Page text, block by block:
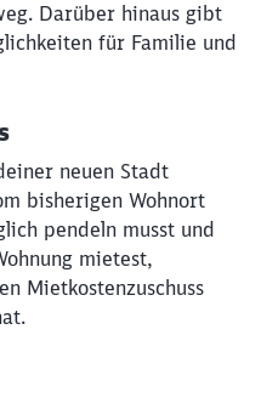
Darüber hinaus gibt
für Familie und
neuen Stadt
bisherigen Wohnort
pendeln musst und
mietest,
Mietkostenzuschuss
Weiter